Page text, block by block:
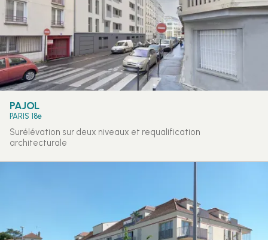
PAJOL
PARIS 18e
Surélévation sur deux niveaux et requalification
architecturale